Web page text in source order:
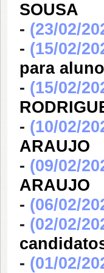
SOUSA
- (23/02/
- (15/02/
para
- (15/02/
- (10/02/
ARAUJO
- (09/02/
ARAUJO
- (06/02/
- (02/02/
- (01/02/